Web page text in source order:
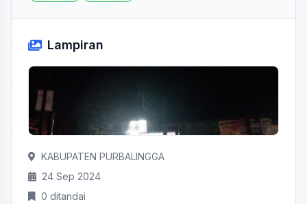
Lampiran
KABUPATEN PURBALINGGA
24 Sep 2024
0 ditandai